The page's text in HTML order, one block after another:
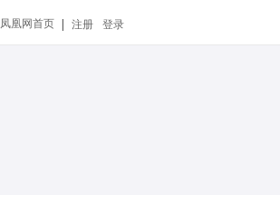
凤凰网首页 | 注册 登录